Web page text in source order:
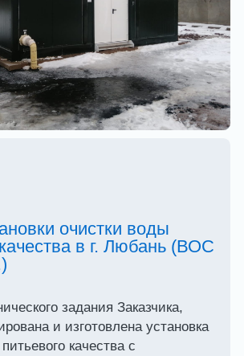
очистки воды
в г. Любань (ВОС
задания Заказчика,
и изготовлена установка
качества с